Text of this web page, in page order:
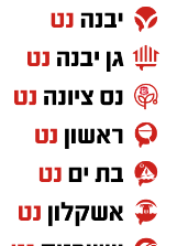
איימו על
זרקו את
נטיפס - רשת חברתית לטיפים
שערים חשמליים בבאר שבע